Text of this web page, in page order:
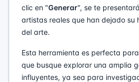
clic en "Generar", se te
artistas reales que han dejado su
del arte.
Esta herramienta es perfecta
que busque explorar una amplia
influyentes, ya sea para